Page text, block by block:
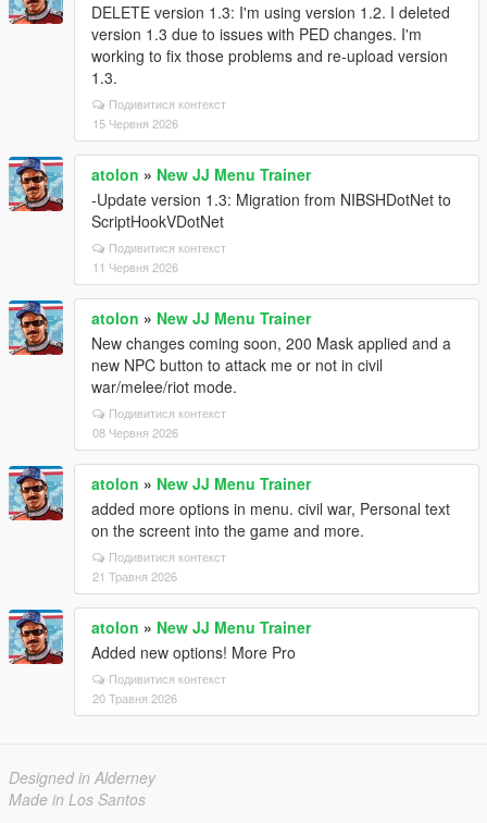
DELETE version 1.3: I'm using version 1.2. I deleted
version 1.3 due to issues with PED changes. I'm
working to fix those problems and re-upload version
1.3.
Подивитися контекст
15 Червня 2026
atolon » New JJ Menu Trainer
-Update version 1.3: Migration from NIBSHDotNet to
ScriptHookVDotNet
Подивитися контекст
11 Червня 2026
atolon » New JJ Menu Trainer
New changes coming soon, 200 Mask applied and a
new NPC button to attack me or not in civil
war/melee/riot mode.
Подивитися контекст
08 Червня 2026
atolon » New JJ Menu Trainer
added more options in menu. civil war, Personal text
on the screent into the game and more.
Подивитися контекст
21 Травня 2026
atolon » New JJ Menu Trainer
Added new options! More Pro
Подивитися контекст
20 Травня 2026
Designed in Alderney
Made in Los Santos